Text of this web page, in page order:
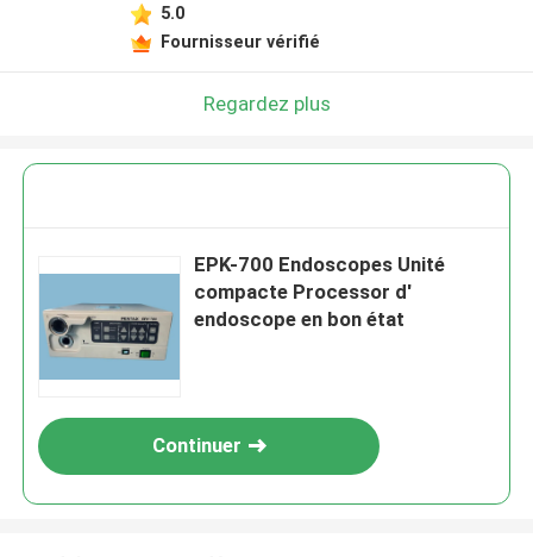
5.0
Fournisseur vérifié
Regardez plus
EPK-700 Endoscopes Unité
compacte Processor d'
endoscope en bon état
Continuer